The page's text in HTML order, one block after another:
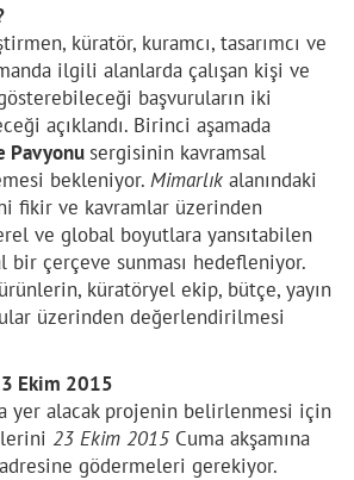
küratör, kuramcı, tasarımcı ve
ilgili alanlarda çalışan kişi ve
başvuruların iki
açıklandı. Birinci aşamada
Pavyonusergisinin kavramsal
bekleniyor. Mimarlık alanındaki
fikir ve kavramlar üzerinden
ve global boyutlara yansıtabilen
bir çerçeve sunması hedefleniyor.
küratöryel ekip, bütçe, yayın
üzerinden değerlendirilmesi
Ekim 2015
yer alacak projenin belirlenmesi için
23 Ekim 2015 Cuma akşamına
gödermeleri gerekiyor.